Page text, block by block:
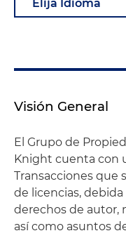
Visión General
El Grupo de
Knight cuenta con
Transacciones que
de licencias,
derechos de autor,
así como asuntos